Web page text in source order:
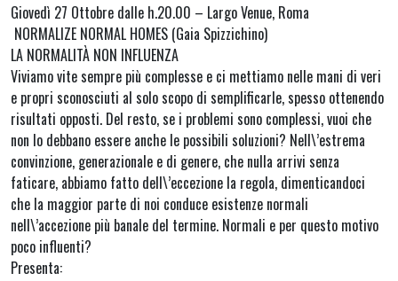
Giovedì 27 Ottobre dalle h.20.00 – Largo Venue, Roma
NORMALIZE NORMAL HOMES (Gaia Spizzichino)
LA NORMALITÀ NON INFLUENZA
Viviamo vite sempre più complesse e ci mettiamo nelle mani di veri
e propri sconosciuti al solo scopo di semplificarle, spesso ottenendo
risultati opposti. Del resto, se i problemi sono complessi, vuoi che
non lo debbano essere anche le possibili soluzioni? Nell\’estrema
convinzione, generazionale e di genere, che nulla arrivi senza
faticare, abbiamo fatto dell\’eccezione la regola, dimenticandoci
che la maggior parte di noi conduce esistenze normali
nell\’accezione più banale del termine. Normali e per questo motivo
poco influenti?
Presenta: